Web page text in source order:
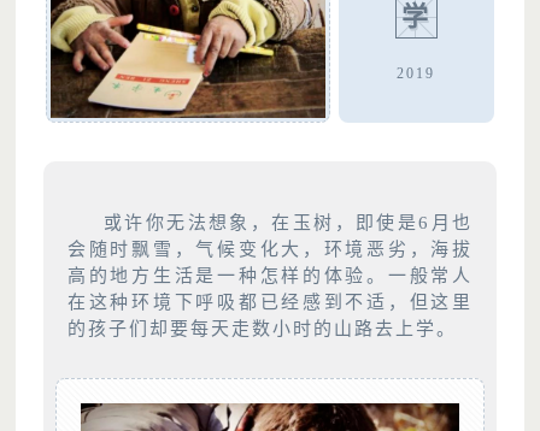
学
2019
或许你无法想象，在玉树，即使是6月也
会随时飘雪，气候变化大，环境恶劣，海拔
高的地方生活是一种怎样的体验。一般常人
在这种环境下呼吸都已经感到不适，但这里
的孩子们却要每天走数小时的山路去上学。